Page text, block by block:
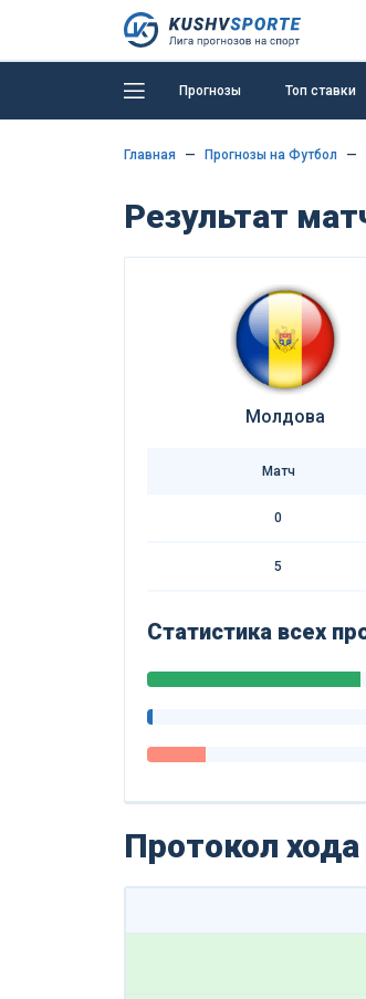
Прогнозы Топ ставки
Главная Прогнозы на Футбол
Результат
Молдова
Матч
0
5
Статистика всех
Протокол